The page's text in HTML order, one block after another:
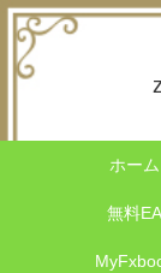
ホーム
無料EA